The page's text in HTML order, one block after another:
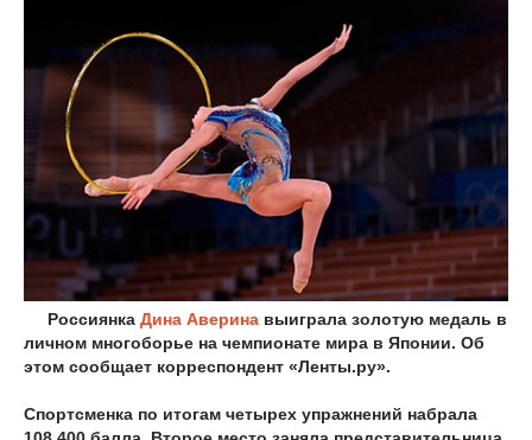
Россиянка Дина Аверина выиграла золотую медаль в
личном многоборье на чемпионате мира в Японии. Об
этом сообщает корреспондент «Ленты.ру».
Спортсменка по итогам четырех упражнений набрала